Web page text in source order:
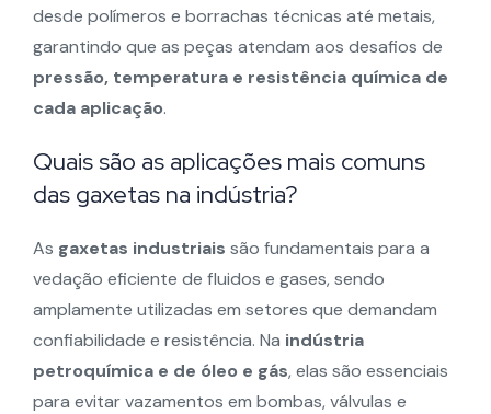
desde polímeros e borrachas técnicas até metais,
garantindo que as peças atendam aos desafios de
pressão, temperatura e resistência química de
cada aplicação.
Quais são as aplicações mais comuns
das gaxetas na indústria?
As gaxetas industriais são fundamentais para a
vedação eficiente de fluidos e gases, sendo
amplamente utilizadas em setores que demandam
confiabilidade e resistência. Na indústria
petroquímica e de óleo e gás, elas são essenciais
para evitar vazamentos em bombas, válvulas e